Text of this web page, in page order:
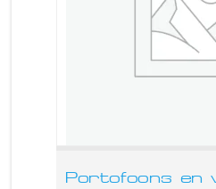
Portofoons en